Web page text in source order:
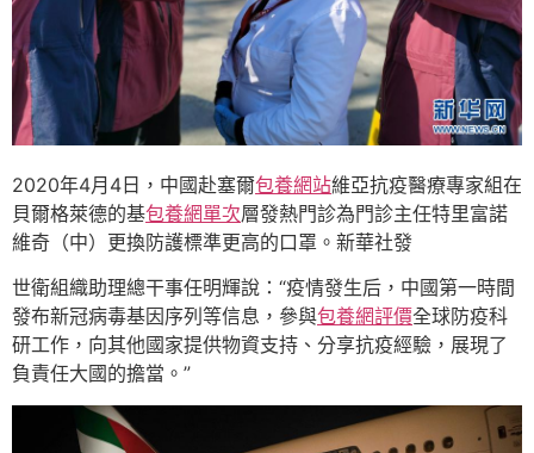
2020年4月4日，中國赴塞爾包養網站維亞抗疫醫療專家組在
貝爾格萊德的基包養網單次層發熱門診為門診主任特里富諾
維奇（中）更換防護標準更高的口罩。新華社發
世衛組織助理總干事任明輝說：“疫情發生后，中國第一時間
發布新冠病毒基因序列等信息，參與包養網評價全球防疫科
研工作，向其他國家提供物資支持、分享抗疫經驗，展現了
負責任大國的擔當。”